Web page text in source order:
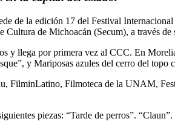
de la edición 17 del Festival
de Michoacán (Secum), a través
y llega por primera vez al CCC. En
y Mariposas azules del cerro del topo
FilminLatino, Filmoteca de la UNAM,
piezas: “Tarde de perros”.